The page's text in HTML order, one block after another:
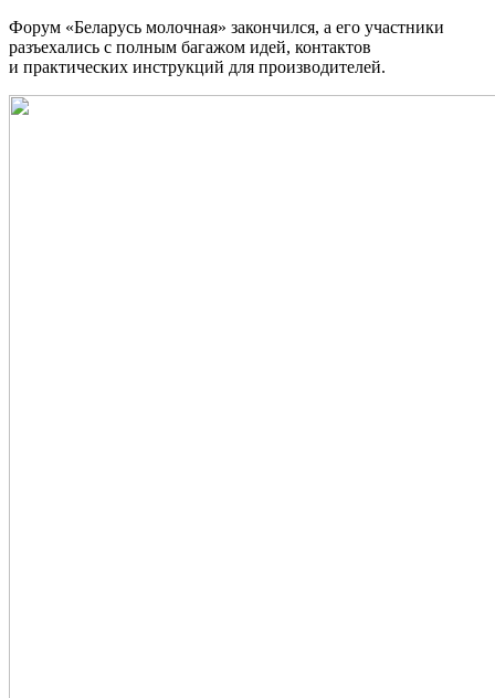
Форум «Беларусь молочная» закончился, а его участники
разъехались с полным багажом идей, контактов
и практических инструкций для производителей.